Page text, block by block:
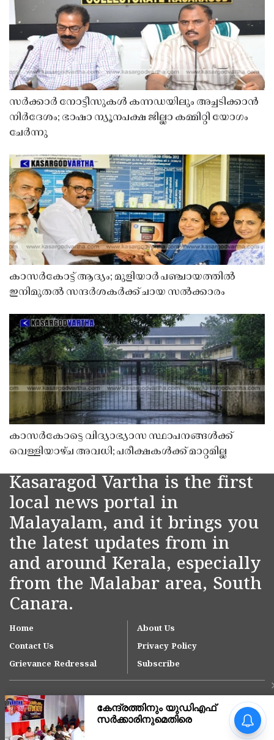
സർക്കാർ നോട്ടീസുകൾ കന്നഡയിലും അച്ചടിക്കാൻ
നിർദേശം; ഭാഷാ ന്യൂനപക്ഷ ജില്ലാ കമ്മിറ്റി യോഗം
ചേർന്നു
കാസർകോട്ട് ആദ്യം; മുളിയാർ പഞ്ചായത്തിൽ
ഇനിമുതൽ സന്ദർശകർക്ക് ചായ സൽക്കാരം
കാസർകോട്ടെ വിദ്യാഭ്യാസ സ്ഥാപനങ്ങൾക്ക്
വെള്ളിയാഴ്ച അവധി; പരീക്ഷകൾക്ക് മാറ്റമില്ല
Kasaragod Vartha is the first
local news portal in
Malayalam, and it brings you
the latest updates from in
and around Kerala, especially
from the Malabar area, South
Canara.
Home
About Us
Contact Us
Privacy Policy
Grievance Redressal
Subscribe